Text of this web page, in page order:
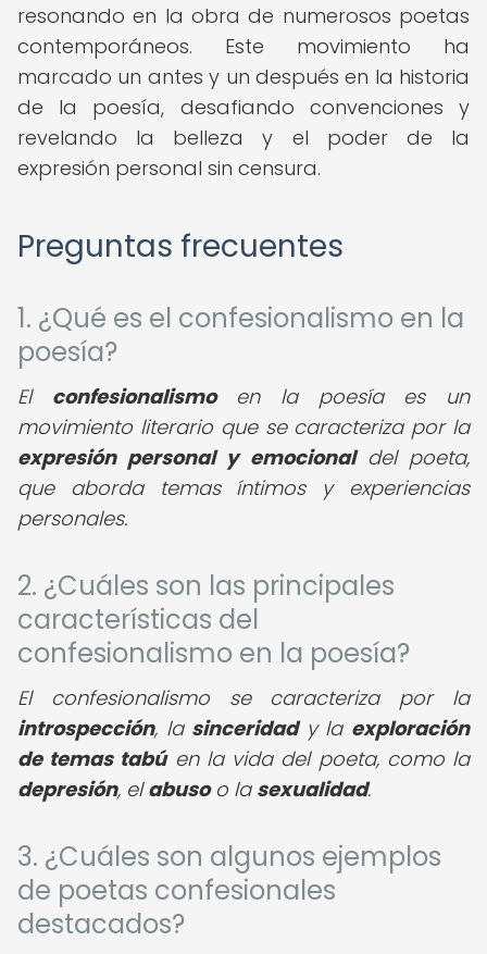
resonando en la obra de numerosos poetas
contemporáneos. Este movimiento ha
marcado un antes y un después en la historia
de la poesía, desafiando convenciones y
revelando la belleza y el poder de la
expresión personal sin censura.
Preguntas frecuentes
1. ¿Qué es el confesionalismo en la
poesía?
El confesionalismoen la poesía es un
movimiento literario que se caracteriza por la
expresión personal y emocionaldel poeta,
que aborda temas íntimos y experiencias
personales.
2. ¿Cuáles son las principales
características del
confesionalismo en la poesía?
El confesionalismo se caracteriza por la
introspección, la sinceridady la exploración
de temas tabúen la vida del poeta, como la
depresión, elabusoo la sexualidad.
3. ¿Cuáles son algunos ejemplos
de poetas confesionales
destacados?